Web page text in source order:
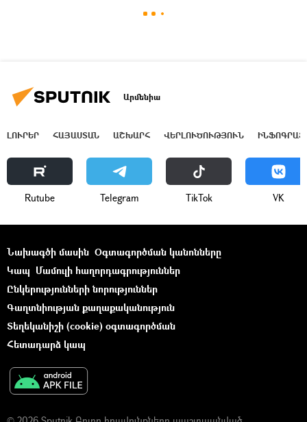
Արմենիա
ԼՈՒՐԵՐ ՀԱՅԱՍՏԱՆ ԱՇԽԱՐՀ ՎԵՐԼՈՒԾՈՒԹՅՈՒՆ
Rutube Telegram ТikТоk VK
Նախագծի մասին Օգտագործման կանոնները
Կապ Մամուլի հաղորդագրություններ
Ընկերությունների նորություններ
Գաղտնիության քաղաքականություն
Տեղեկանիշի (cookie) օգտագործման
Հետադարձ կապ